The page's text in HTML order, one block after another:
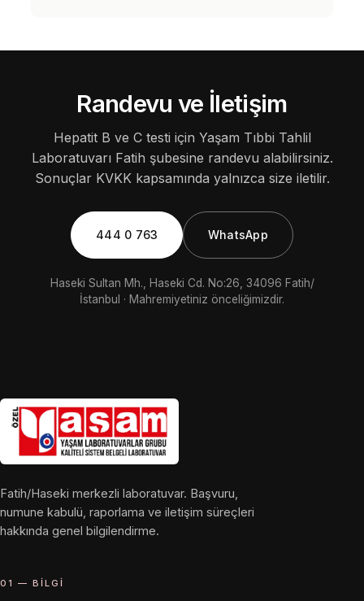
Randevu ve İletişim
Hepatit B ve C testi için Yaşam Tıbbi Tahlil
Laboratuvarı Fatih şubesine randevu alabilirsiniz.
Sonuçlar KVKK kapsamında yalnızca size iletilir.
444 0 763 WhatsApp
Haseki Sultan Mh., Haseki Cd. No:26, 34096 Fatih/
İstanbul · Mahremiyetiniz önceliğimizdir.
Fatih/Haseki merkezli laboratuvar. Başvuru,
numune kabulü, raporlama ve iletişim süreçleri
hakkında genel bilgilendirme.
01 — BILGI